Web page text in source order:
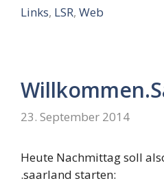
Links, LSR, Web
23. September 2014
Heute Nachmittag soll
.saarland starten: